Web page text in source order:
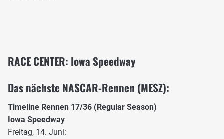
RACE CENTER: Iowa Speedway
Das nächste NASCAR-Rennen (MESZ):
Timeline Rennen 17/36 (Regular Season)
Iowa Speedway
Freitag, 14. Juni: